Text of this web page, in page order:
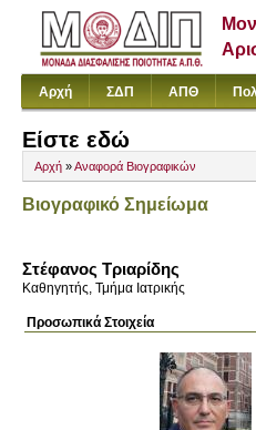
Αρχή ΣΔΠ ΑΠΘ
Είστε εδώ
Αρχή »Αναφορά Βιογραφικών
Βιογραφικό Σημείωμα
Στέφανος Τριαρίδης
Καθηγητής, Τμήμα Ιατρικής
Προσωπικά Στοιχεία